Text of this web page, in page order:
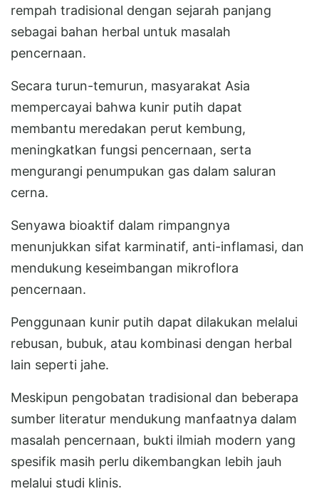
rempah tradisional dengan sejarah panjang
sebagai bahan herbal untuk masalah
pencernaan.
Secara turun-temurun, masyarakat Asia
mempercayai bahwa kunir putih dapat
membantu meredakan perut kembung,
meningkatkan fungsi pencernaan, serta
mengurangi penumpukan gas dalam saluran
cerna.
Senyawa bioaktif dalam rimpangnya
menunjukkan sifat karminatif, anti-inflamasi, dan
mendukung keseimbangan mikroflora
pencernaan.
Penggunaan kunir putih dapat dilakukan melalui
rebusan, bubuk, atau kombinasi dengan herbal
lain seperti jahe.
Meskipun pengobatan tradisional dan beberapa
sumber literatur mendukung manfaatnya dalam
masalah pencernaan, bukti ilmiah modern yang
spesifik masih perlu dikembangkan lebih jauh
melalui studi klinis.